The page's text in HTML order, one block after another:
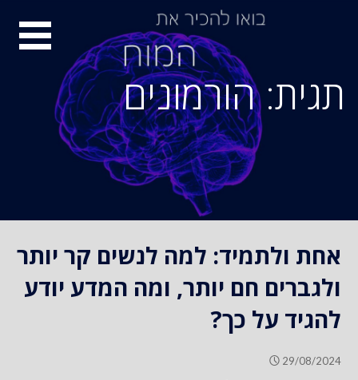
תגית: הורמונים
אחת ולתמיד: למה לנשים קר יותר
ולגברים חם יותר, ומה המדע יודע
להגיד על כך?
29/08/2024